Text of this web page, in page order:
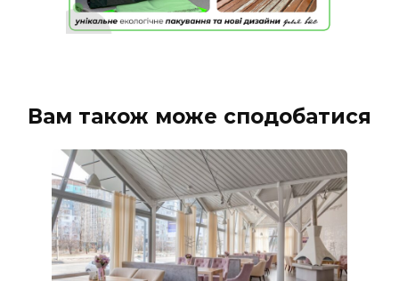
Вам також може сподобатися